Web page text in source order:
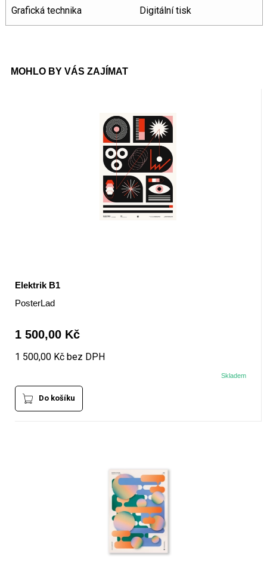
Grafická technika Digitální tisk
MOHLO BY VÁS ZAJÍMAT
Elektrik B1
PosterLad
1 500,00 Kč
1 500,00 Kč bez DPH
Skladem
Do košíku